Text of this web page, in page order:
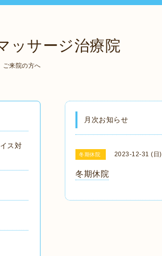
ッサージ治療院
来院の方へ
月次お知らせ
冬期休院 2023-12-31 (日)
冬期休院
ス対